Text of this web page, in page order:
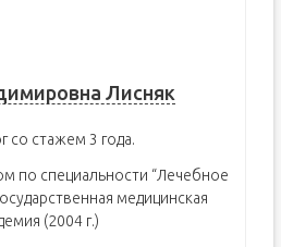
Лисняк
со стажем 3 года.
по специальности “Лечебное
медицинская
(2004 г.)